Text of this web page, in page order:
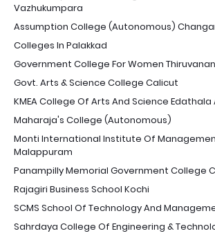
Vazhukumpara
Assumption College (Autonomous)
Colleges In Palakkad
Government College For Women
Govt. Arts & Science College Calicut
KMEA College Of Arts And Science Edathala
Maharaja's College (Autonomous)
Monti International Institute Of
Malappuram
Panampilly Memorial Government College
Rajagiri Business School Kochi
SCMS School Of Technology And
Sahrdaya College Of Engineering &